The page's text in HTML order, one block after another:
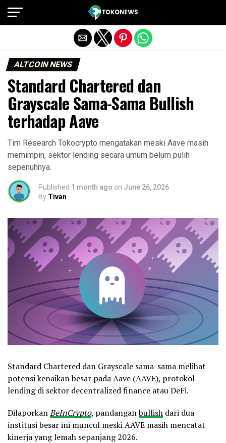
ALTCOIN NEWS
Standard Chartered dan
Grayscale Sama-Sama Bullish
terhadap Aave
Tim Research Tokocrypto mengatakan meski Aave masih
memimpin, sektor lending secara umum belum pulih
sepenuhnya.
Published 1 month ago on June 26, 2026
By Tivan
Standard Chartered dan Grayscale sama-sama melihat
potensi kenaikan besar pada Aave (AAVE), protokol
lending di sektor decentralized finance atau DeFi.
DilaporkanBeInCrypto, pandanganbullish dari dua
institusi besar ini muncul meski AAVE masih mencatat
kinerja yang lemah sepanjang 2026.
Exit mobile version